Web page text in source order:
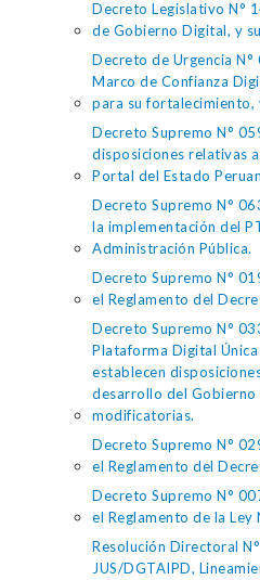
Decreto Legislativo N°
de Gobierno Digital, y
Decreto de Urgencia
Marco de Confianza
para su fortalecimiento,
Decreto Supremo N°
disposiciones relativas
Portal del Estado
Decreto Supremo N°
la implementación del
Administración Pública.
Decreto Supremo N°
el Reglamento del
Decreto Supremo N°
Plataforma Digital
establecen
desarrollo del Gobierno
modificatorias.
Decreto Supremo N°
el Reglamento del
Decreto Supremo N°
el Reglamento de la Ley
Resolución Directoral
JUS/DGTAIPD,